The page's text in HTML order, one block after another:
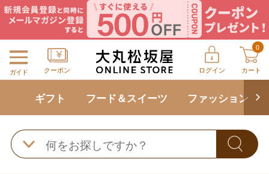
ガイド クーポン ログイン
0
カート
ギフト フード＆スイーツ ファッション